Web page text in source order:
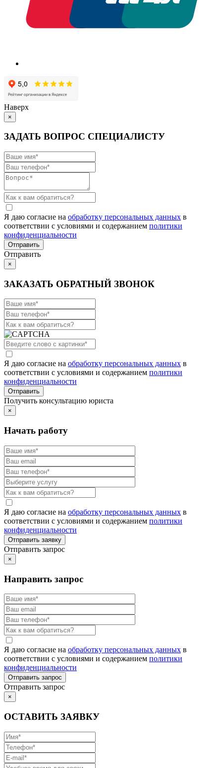
Наверх
×
ЗАДАТЬ ВОПРОС СПЕЦИАЛИСТУ
Я даю согласие на обработку персональных данных в
соответствии с условиями и содержанием политики
конфиденциальности
Отправить
×
ЗАКАЗАТЬ ОБРАТНЫЙ ЗВОНОК
Я даю согласие на обработку персональных данных в
соответствии с условиями и содержанием политики
конфиденциальности
Получить консультацию юриста
×
Начать работу
Я даю согласие на обработку персональных данных в
соответствии с условиями и содержанием политики
конфиденциальности
Отправить запрос
×
Направить запрос
Я даю согласие на обработку персональных данных в
соответствии с условиями и содержанием политики
конфиденциальности
Отправить запрос
×
ОСТАВИТЬ ЗАЯВКУ